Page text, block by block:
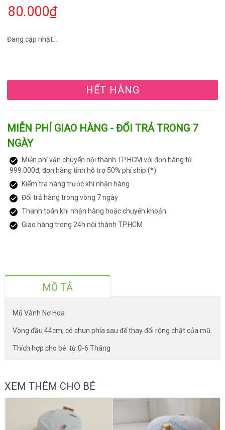
80.000₫
Đang cập nhật...
HẾT HÀNG
MIỄN PHÍ GIAO HÀNG - ĐỔI TRẢ TRONG 7
NGÀY
Miễn phí vận chuyển nội thành TP.HCM với đơn hàng từ
999.000đ, đơn hàng tỉnh hỗ trợ 50% phí ship (*)
Kiểm tra hàng trước khi nhận hàng
Đổi trả hàng trong vòng 7 ngày
Thanh toán khi nhận hàng hoặc chuyển khoản
Giao hàng trong 24h nội thành TP.HCM
MÔ TẢ
Mũ Vành Nơ Hoa
Vòng đầu 44cm, có chun phía sau để thay đổi rộng chật của mũ.
Thích hợp cho bé từ 0-6 Tháng
XEM THÊM CHO BÉ